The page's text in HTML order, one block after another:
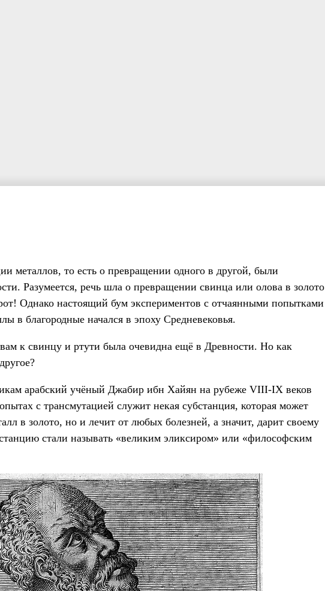
металлов, то есть о превращении одного в другой, были
Разумеется, речь шла о превращении свинца или олова в золото
Однако настоящий бум экспериментов с отчаянными попытками
в благородные начался в эпоху Средневековья.
к свинцу и ртути была очевидна ещё в Древности. Но как
арабский учёный Джабир ибн Хайян на рубеже VIII-IX веков
с трансмутацией служит некая субстанция, которая может
в золото, но и лечит от любых болезней, а значит, дарит своему
стали называть «великим эликсиром» или «философским